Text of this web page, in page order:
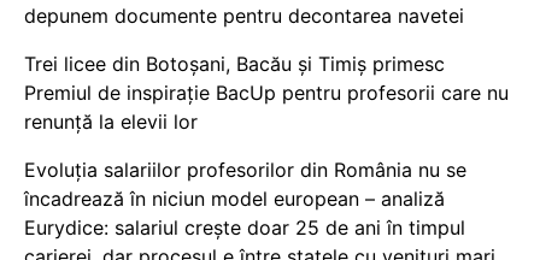
depunem documente pentru decontarea navetei
Trei licee din Botoșani, Bacău și Timiș primesc
Premiul de inspirație BacUp pentru profesorii care nu
renunță la elevii lor
Evoluția salariilor profesorilor din România nu se
încadrează în niciun model european – analiză
Eurydice: salariul crește doar 25 de ani în timpul